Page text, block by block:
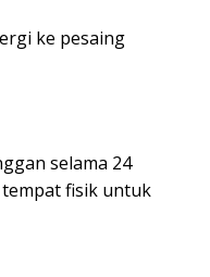
ke pesaing
selama 24
fisik untuk